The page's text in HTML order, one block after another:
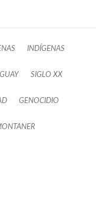
INDÍGENAS
SIGLO XX
GENOCIDIO